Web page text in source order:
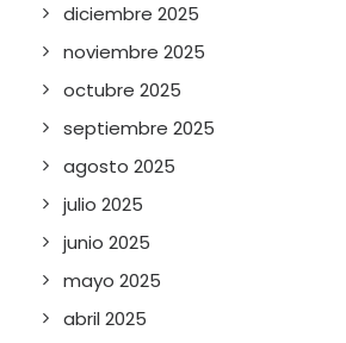
diciembre 2025
noviembre 2025
octubre 2025
septiembre 2025
agosto 2025
julio 2025
junio 2025
mayo 2025
abril 2025